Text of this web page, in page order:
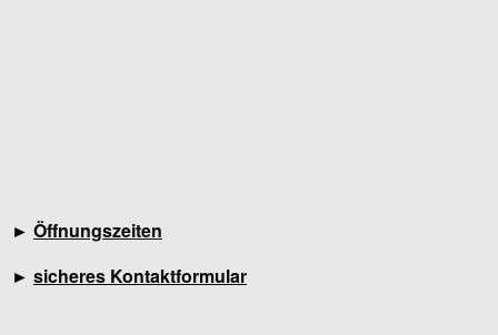
► Öffnungszeiten
► sicheres Kontaktformular